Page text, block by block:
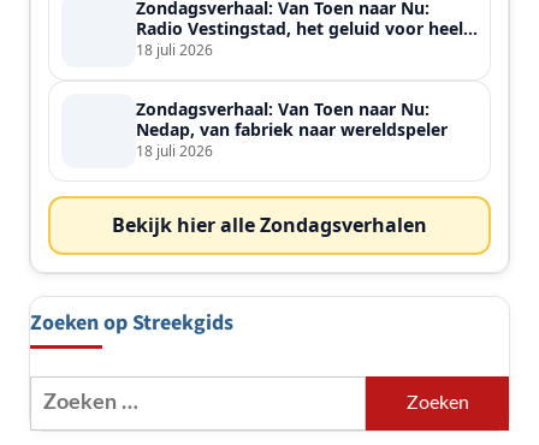
Zondagsverhaal: Van Toen naar Nu:
Radio Vestingstad, het geluid voor heel
de streek
18 juli 2026
Zondagsverhaal: Van Toen naar Nu:
Nedap, van fabriek naar wereldspeler
18 juli 2026
Bekijk hier alle Zondagsverhalen
Zoeken op Streekgids
Zoeken
naar: